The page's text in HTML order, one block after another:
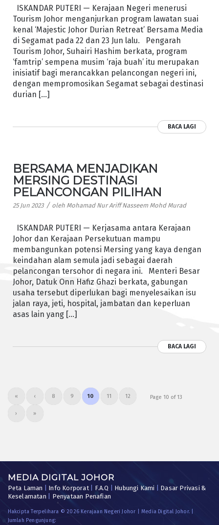
ISKANDAR PUTERI — Kerajaan Negeri menerusi
Tourism Johor menganjurkan program lawatan suai
kenal ‘Majestic Johor Durian Retreat’ Bersama Media
di Segamat pada 22 dan 23 Jun lalu. Pengarah
Tourism Johor, Suhairi Hashim berkata, program
‘famtrip’ sempena musim ‘raja buah’ itu merupakan
inisiatif bagi merancakkan pelancongan negeri ini,
dengan mempromosikan Segamat sebagai destinasi
durian […]
BACA LAGI
BERSAMA MENJADIKAN
MERSING DESTINASI
PELANCONGAN PILIHAN
25 Jun 2023 / oleh Mohamad Nur Ariff Nasseem Mohd Murad
ISKANDAR PUTERI — Kerjasama antara Kerajaan
Johor dan Kerajaan Persekutuan mampu
membangunkan potensi Mersing yang kaya dengan
keindahan alam semula jadi sebagai daerah
pelancongan tersohor di negara ini. Menteri Besar
Johor, Datuk Onn Hafiz Ghazi berkata, gabungan
usaha tersebut diperlukan bagi menyelesaikan isu
jalan raya, jeti, hospital, jambatan dan keperluan
asas lain yang […]
BACA LAGI
Page 10 of 13
« ‹ 8 9 10 11 12
› »
MEDIA DIGITAL JOHOR
Peta Laman Info Korporat| F.A.Q Hubungi Kami
Dasar Privasi &
Keselamatan
Penyataan Penafian
Hakcipta Terpelihara © 2026 Kerajaan Negeri Johor | Media Digital Johor. |
Jumlah Pengunjung: